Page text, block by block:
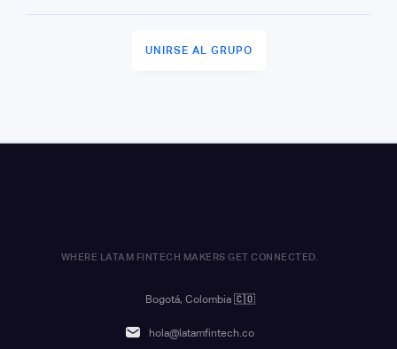
UNIRSE AL GRUPO
WHERE LATAM FINTECH MAKERS GET CONNECTED.
Bogotá, Colombia 🇨🇴
hola@latamfintech.co